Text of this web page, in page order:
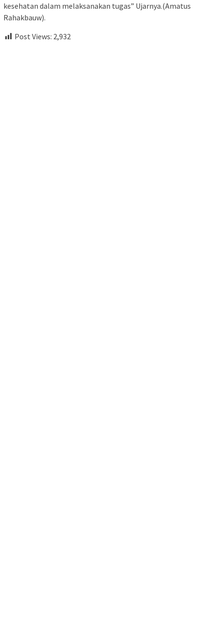
kesehatan dalam melaksanakan tugas” Ujarnya.(Amatus
Rahakbauw).
Post Views: 2,932